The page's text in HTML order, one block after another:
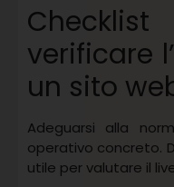
verificare
un sito
Adeguarsi alla
operativo concreto.
utile per valutare il